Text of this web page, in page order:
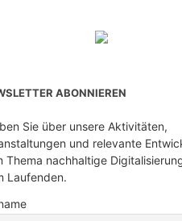
ABONNIEREN
Sie über unsere Aktivitäten,
und relevante
Thema nachhaltige
Laufenden.